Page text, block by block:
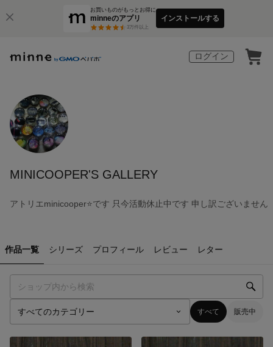
お買いものがもっとお得に
minneのアプリ
3万件以上
インストールする
ログイン
MINICOOPER'S GALLERY
アトリエminicooper⭐です 只今活動休止中です 申し訳ございません
作品一覧 シリーズ プロフィール レビュー レター
すべて 販売中